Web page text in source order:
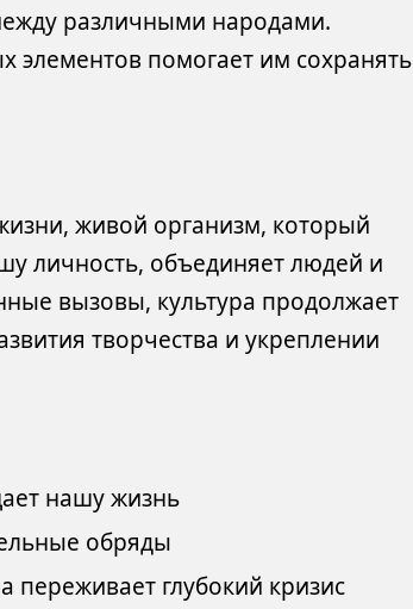
различными народами.
элементов помогает им сохранять
живой организм, который
личность, объединяет людей и
вызовы, культура продолжает
творчества и укреплении
нашу жизнь
обряды
глубокий кризис